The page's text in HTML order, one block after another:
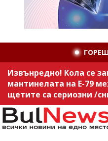
Извънредно! Кола се
мантинелата на Е-79
щетите са сериозни /